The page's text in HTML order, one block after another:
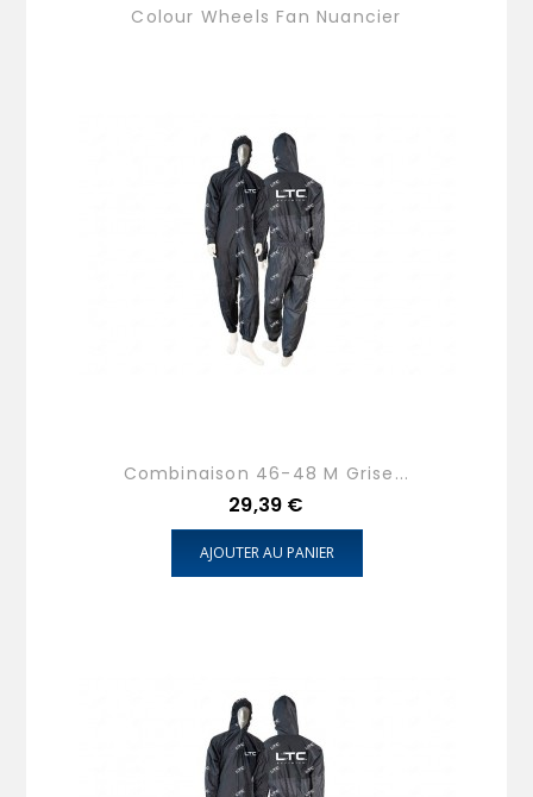
Colour Wheels Fan Nuancier
Combinaison 46-48 M Grise...
Prix
29,39 €
AJOUTER AU PANIER